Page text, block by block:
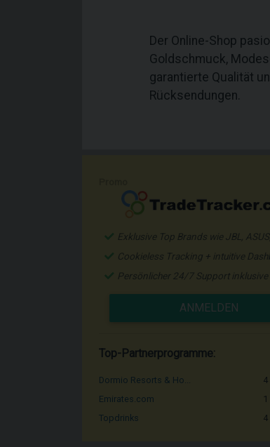
Der Online-Shop
Goldschmuck,
garantierte Qualität
Rücksendungen.
Exklusive Top Brands wie JBL,
Cookieless Tracking + intuitive
Persönlicher 24/7 Support inklusive
ANMELDEN
Top-Partnerprogramme:
Dormio Resorts & Ho...
Emirates.com
Topdrinks